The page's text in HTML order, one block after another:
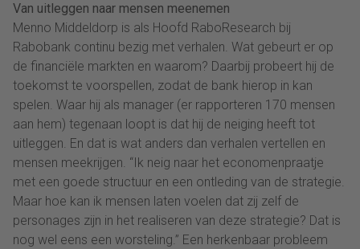
Van uitleggen naar mensen meenemen
Menno Middeldorp is als Hoofd RaboResearch bij
Rabobank continu bezig met verhalen. Wat gebeurt er op
de financiële markten en waarom? Daarbij probeert hij de
toekomst te voorspellen, zodat de bank hierop in kan
spelen. Waar hij als manager (er rapporteren 170 mensen
aan hem) tegenaan loopt is dat hij de neiging heeft tot
uitleggen. En dat is wat anders dan verhalen vertellen en
mensen meekrijgen. “Ik neig naar het economenpraatje
met een goede structuur en een ontleding van de strategie.
Maar hoe kan ik mensen laten voelen dat zij zelf de
personages zijn in het realiseren van deze strategie? Dat is
nog wel eens een worsteling.” Een herkenbaar probleem